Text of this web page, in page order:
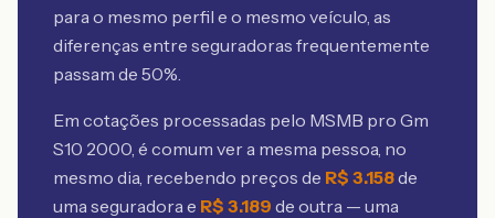
para o mesmo perfil e o mesmo veículo, as
diferenças entre seguradoras frequentemente
passam de 50%.
Em cotações processadas pelo MSMB pro Gm
S10 2000, é comum ver a mesma pessoa, no
mesmo dia, recebendo preços de R$ 3.158de
uma seguradora e R$ 3.189 de outra — uma